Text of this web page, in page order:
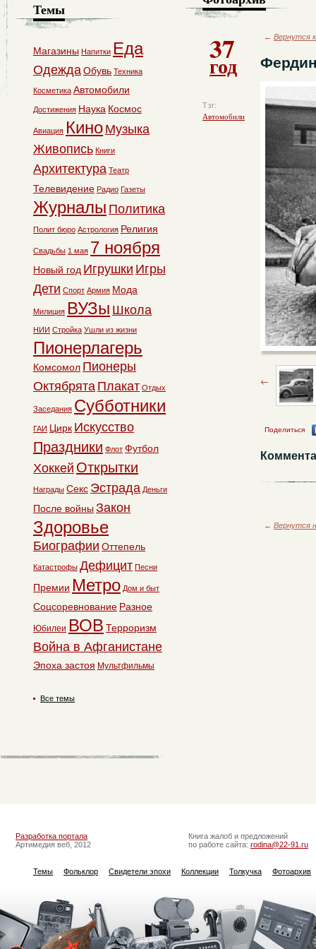
37
год
Тэг:
Автомобили
← Вернутся
Поделиться
← Вернутся
Темы
Магазины Напитки Еда
ОдеждаОбувь Техника
Косметика Автомобили
Достижения Наука Космос
Авиация Кино Музыка
Живопись Книги
Архитектура Театр
Телевидение Радио Газеты
Журналы Политика
Полит бюро Астрология Религия
Свадьбы 1 мая 7 ноября
Новый год Игрушки Игры
Дети Спорт Армия Мода
Милиция ВУЗы Школа
НИИ Стройка Ушли из жизни
Пионерлагерь
Комсомол Пионеры
Октябрята Плакат Отдых
Заседания Субботники
ГАИ Цирк Искусство
Праздники Флот Футбол
Хоккей Открытки
Награды Секс Эстрада Деньги
После войны Закон
Здоровье
Биографии Оттепель
Катастрофы Дефицит Песни
Премии Метро Дом и быт
Соцсоревнование Разное
Юбилеи ВОВ Терроризм
Война в Афганистане
Эпоха застоя Мультфильмы
Все темы
Разработка портала
Артимедия веб, 2012
Книга жалоб и предложений
по работе сайта: rodina@22-91.ru
Темы Фольклор Свидетели эпохи Коллекции Толкучка Фотоархив